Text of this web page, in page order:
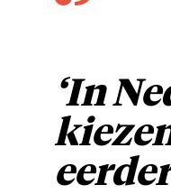
‘In